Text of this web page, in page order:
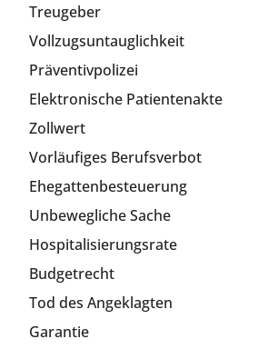
Treugeber
Vollzugsuntauglichkeit
Präventivpolizei
Elektronische Patientenakte
Zollwert
Vorläufiges Berufsverbot
Ehegattenbesteuerung
Unbewegliche Sache
Hospitalisierungsrate
Budgetrecht
Tod des Angeklagten
Garantie